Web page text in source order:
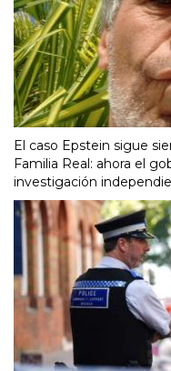
El caso Epstein sigue
Familia Real: ahora el
investigación